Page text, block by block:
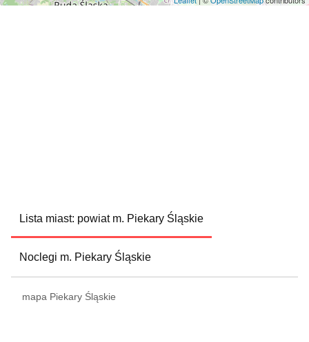
Lista miast: powiat m. Piekary Śląskie
Noclegi m. Piekary Śląskie
mapa Piekary Śląskie